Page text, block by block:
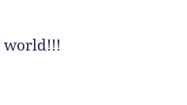
world!!!